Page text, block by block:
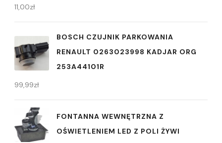
11,00zł
BOSCH CZUJNIK PARKOWANIA
RENAULT 0263023998 KADJAR ORG
253A44101R
99,99zł
FONTANNA WEWNĘTRZNA Z
OŚWIETLENIEM LED Z POLI ŻYWI